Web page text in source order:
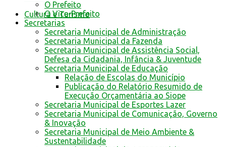
Cultura e Turismo
O Prefeito
O Vice-Prefeito
Secretarias
Secretaria Municipal de Administração
Secretaria Municipal da Fazenda
Secretaria Municipal de Assistência Social,
Defesa da Cidadania, Infância & Juventude
Secretaria Municipal de Educação
Relação de Escolas do Município
Publicação do Relatório Resumido de
Execução Orçamentária ao Siope
Secretaria Municipal de Esportes Lazer
Secretaria Municipal de Comunicação, Governo
& Inovação
Secretaria Municipal de Meio Ambiente &
Sustentabilidade